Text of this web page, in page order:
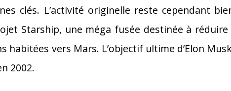
clés. L’activité originelle reste cependant
Starship, une méga fusée destinée à
vers Mars. L’objectif ultime d’Elon
2002.